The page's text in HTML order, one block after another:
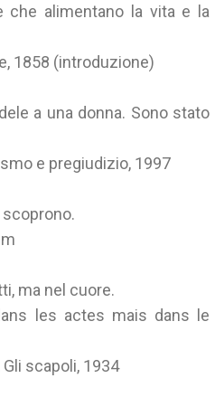
che alimentano la vita e la
1858 (introduzione)
a una donna. Sono stato
e pregiudizio, 1997
scoprono.
ma nel cuore.
les actes mais dans le
Gli scapoli, 1934